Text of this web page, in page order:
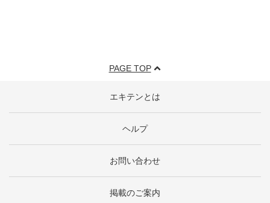
PAGE TOP
エキテンとは
ヘルプ
お問い合わせ
掲載のご案内